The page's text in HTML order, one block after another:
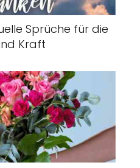
Sprüche für die
Kraft